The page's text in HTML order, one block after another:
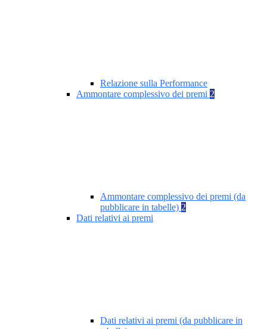
Relazione sulla Performance
Ammontare complessivo dei premi 2
Ammontare complessivo dei premi (da
pubblicare in tabelle) 2
Dati relativi ai premi
Dati relativi ai premi (da pubblicare in